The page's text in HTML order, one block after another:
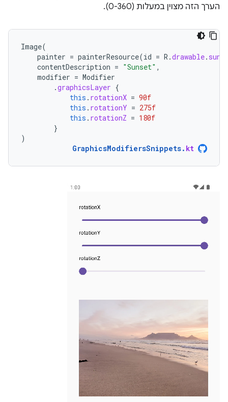
הערך הזה מצוין במעלות (0-360).
Image(
painter = painterResource(id = R .drawable.
contentDescription = "Sunset" ,
modifier = Modifier
.graphicsLayer {
this . rotationX = 90f
this . rotationY = 275f
this . rotationZ = 180f
}
)
GraphicsModifiersSnippets. kt